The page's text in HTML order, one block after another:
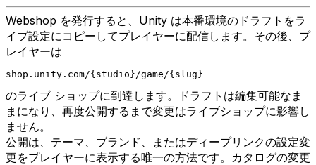
Webshop を発行すると、Unity は本番環境のドラフトをラ
イブ設定にコピーしてプレイヤーに配信します。その後、プ
レイヤーは
shop.unity.com/{studio}/game/{slug}
のライブ ショップに到達します。ドラフトは編集可能なま
まになり、再度公開するまで変更はライブショップに影響し
ません。
公開は、テーマ、ブランド、またはディープリンクの設定変
更をプレイヤーに表示する唯一の方法です。カタログの変更